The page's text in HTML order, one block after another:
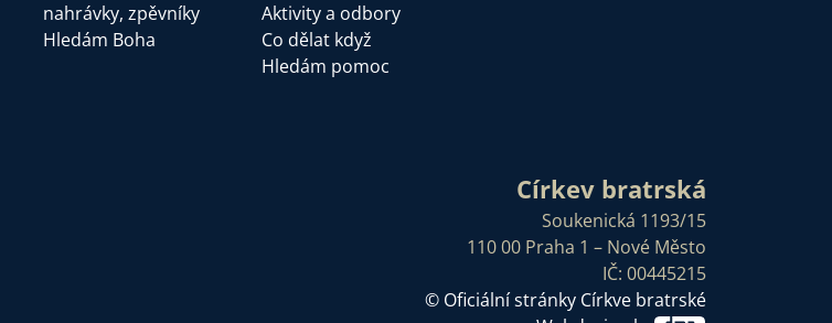
nahrávky, zpěvníky
Hledám Boha
Aktivity a odbory
Co dělat když
Hledám pomoc
Církev bratrská
Soukenická 1193/15
110 00 Praha 1 – Nové Město
IČ: 00445215
© Oficiální stránky Církve bratrské